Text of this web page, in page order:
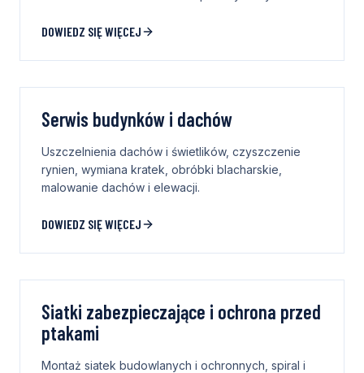
DOWIEDZ SIĘ WIĘCEJ
Serwis budynków i dachów
Uszczelnienia dachów i świetlików, czyszczenie
rynien, wymiana kratek, obróbki blacharskie,
malowanie dachów i elewacji.
DOWIEDZ SIĘ WIĘCEJ
Siatki zabezpieczające i ochrona przed
ptakami
Montaż siatek budowlanych i ochronnych, spiral i